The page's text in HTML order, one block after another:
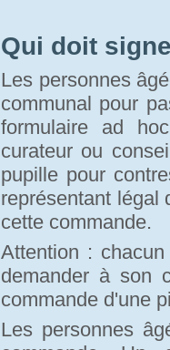
Qui doit
Les personnes
communal pour
formulaire ad
curateur ou
pupille pour
représentant légal
cette commande.
Attention :
demander à son
commande d'une
Les personnes